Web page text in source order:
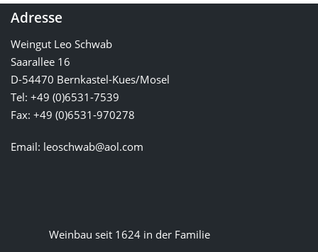
Adresse
Weingut Leo Schwab
Saarallee 16
D-54470 Bernkastel-Kues/Mosel
Tel: +49 (0)6531-7539
Fax: +49 (0)6531-970278
Email: leoschwab@aol.com
Weinbau seit 1624 in der Familie